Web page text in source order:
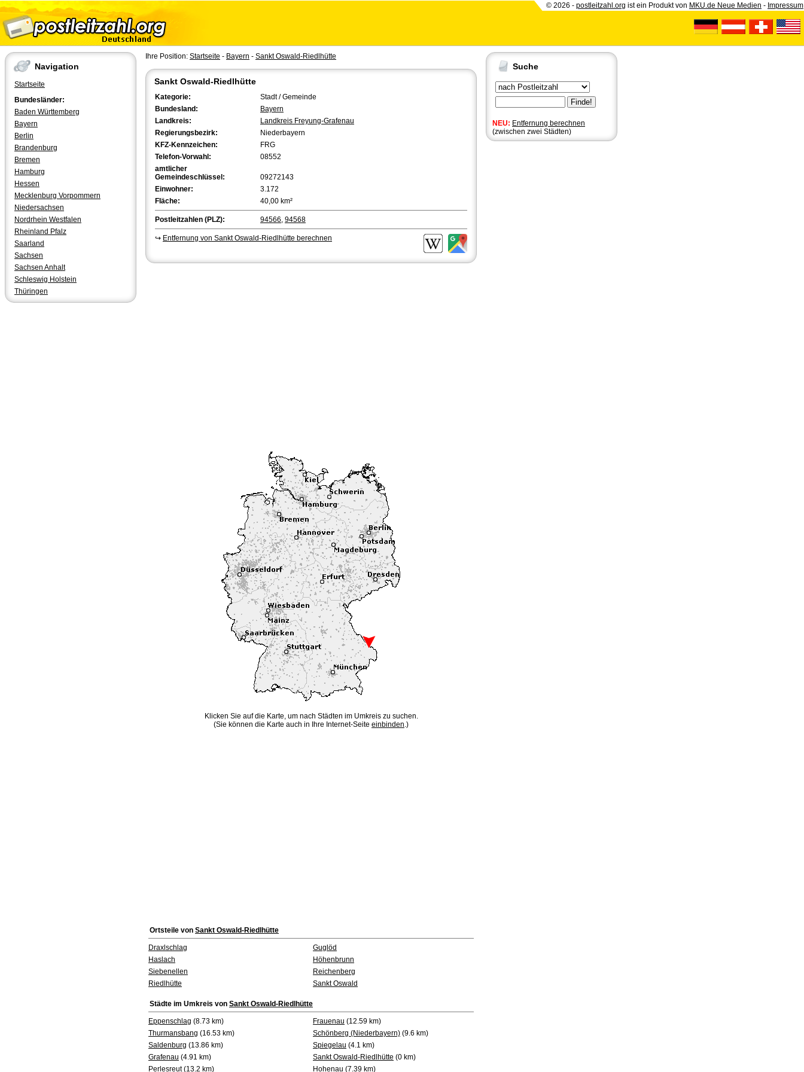
© 2026 - postleitzahl.org ist ein Produkt von MKU.de Neue Medien - Impressum
Navigation
Startseite
Bundesländer:
Baden Württemberg
Bayern
Berlin
Brandenburg
Bremen
Hamburg
Hessen
Mecklenburg Vorpommern
Niedersachsen
Nordrhein Westfalen
Rheinland Pfalz
Saarland
Sachsen
Sachsen Anhalt
Schleswig Holstein
Thüringen
Suche
NEU: Entfernung berechnen
(zwischen zwei Städten)
Ihre Position: Startseite - Bayern - Sankt Oswald-Riedlhütte
Sankt Oswald-Riedlhütte
Kategorie:
Stadt / Gemeinde
Bundesland:
Bayern
Landkreis:
Landkreis Freyung-Grafenau
Regierungsbezirk:
Niederbayern
KFZ-Kennzeichen:
FRG
Telefon-Vorwahl:
08552
amtlicher
Gemeindeschlüssel:
09272143
Einwohner:
3.172
Fläche:
40,00 km²
Postleitzahlen (PLZ): 94566, 94568
↪ Entfernung von Sankt Oswald-Riedlhütte berechnen
Klicken Sie auf die Karte, um nach Städten im Umkreis zu suchen.
(Sie können die Karte auch in Ihre Internet-Seite einbinden.)
Ortsteile von Sankt Oswald-Riedlhütte
Draxlschlag
Guglöd
Haslach
Höhenbrunn
Siebenellen
Reichenberg
Riedlhütte
Sankt Oswald
Städte im Umkreis von Sankt Oswald-Riedlhütte
Eppenschlag (8.73 km) Frauenau (12.59 km)
Thurmansbang (16.53 km) Schönberg (Niederbayern) (9.6 km)
Saldenburg (13.86 km) Spiegelau (4.1 km)
Grafenau (4.91 km) Sankt Oswald-Riedlhütte (0 km)
Perlesreut(13.2 km) Hohenau (7.39 km)